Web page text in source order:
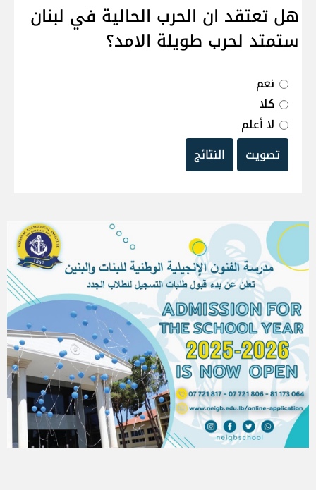
هل تعتقد ان الحرب الحالية في لبنان
ستمتد لحرب طويلة الامد؟
نعم
كلا
لا أعلم
تصويت
النتائج